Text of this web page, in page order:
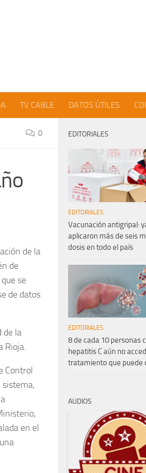
TV CABLE DATOS ÚTILES
0
de la
de
se
de datos
de la
Rioja.
Control
sistema,
en el
EDITORIALES
EDITORIALES
Vacunación antigripal:
aplicaron más de seis
dosis en todo el país
EDITORIALES
8 de cada 10 personas
hepatitis C aún no
tratamiento que puede
AUDIOS